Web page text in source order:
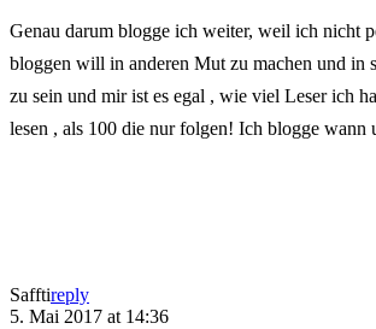
Genau darum blogge ich weiter, weil ich nicht
bloggen will in anderen Mut zu machen und in
zu sein und mir ist es egal , wie viel Leser ich
lesen , als 100 die nur folgen! Ich blogge
Safftireply
5. Mai 2017 at 14:36